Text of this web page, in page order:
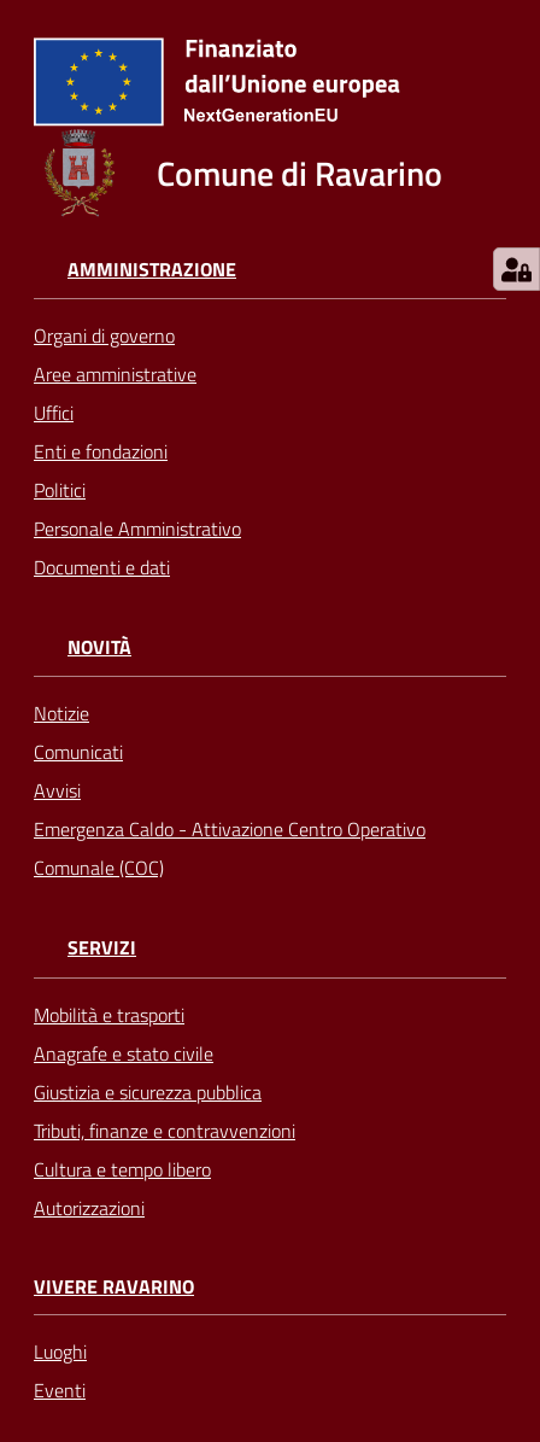
Comune di Ravarino
AMMINISTRAZIONE
Organi di governo
Aree amministrative
Uffici
Enti e fondazioni
Politici
Personale Amministrativo
Documenti e dati
NOVITÀ
Notizie
Comunicati
Avvisi
Emergenza Caldo - Attivazione Centro Operativo
Comunale (COC)
SERVIZI
Mobilità e trasporti
Anagrafe e stato civile
Giustizia e sicurezza pubblica
Tributi, finanze e contravvenzioni
Cultura e tempo libero
Autorizzazioni
VIVERE RAVARINO
Luoghi
Eventi